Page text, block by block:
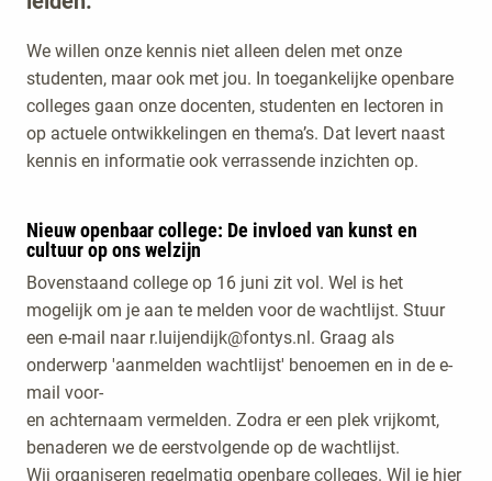
We willen onze kennis niet alleen delen met onze
studenten, maar ook met jou. In toegankelijke openbare
colleges gaan onze docenten, studenten en lectoren in
op actuele ontwikkelingen en thema’s. Dat levert naast
kennis en informatie ook verrassende inzichten op.
Nieuw openbaar college: De invloed van kunst en
cultuur op ons welzijn
Bovenstaand college op 16 juni zit vol. Wel is het
mogelijk om je aan te melden voor de wachtlijst. Stuur
een e-mail naar r.luijendijk@fontys.nl. Graag als
onderwerp 'aanmelden wachtlijst' benoemen en in de e-
mail voor-
en achternaam vermelden. Zodra er een plek vrijkomt,
benaderen we de eerstvolgende op de wachtlijst.
Wij organiseren regelmatig openbare colleges. Wil je hier